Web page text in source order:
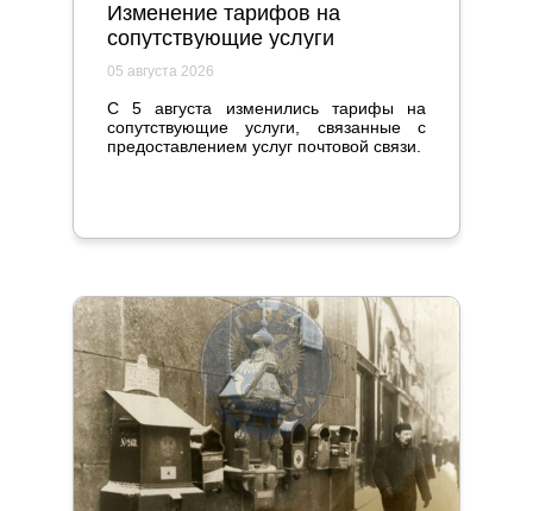
Изменение тарифов на
сопутствующие услуги
05 августа 2026
С 5 августа изменились тарифы на
сопутствующие услуги, связанные с
предоставлением услуг почтовой связи.